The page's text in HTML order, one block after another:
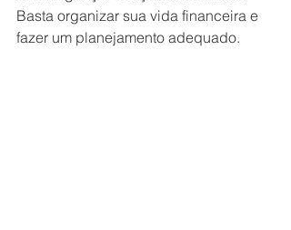
Basta organizar sua vida financeira e
fazer um planejamento adequado.